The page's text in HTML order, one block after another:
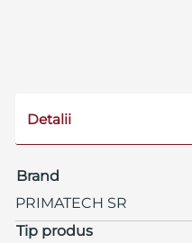
Detalii
Brand
PRIMATECH SR
Tip produs